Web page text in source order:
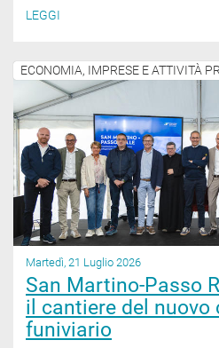
LEGGI
Martedì, 21 Luglio 2026
San Martino-Passo
il cantiere del nuovo
funiviario